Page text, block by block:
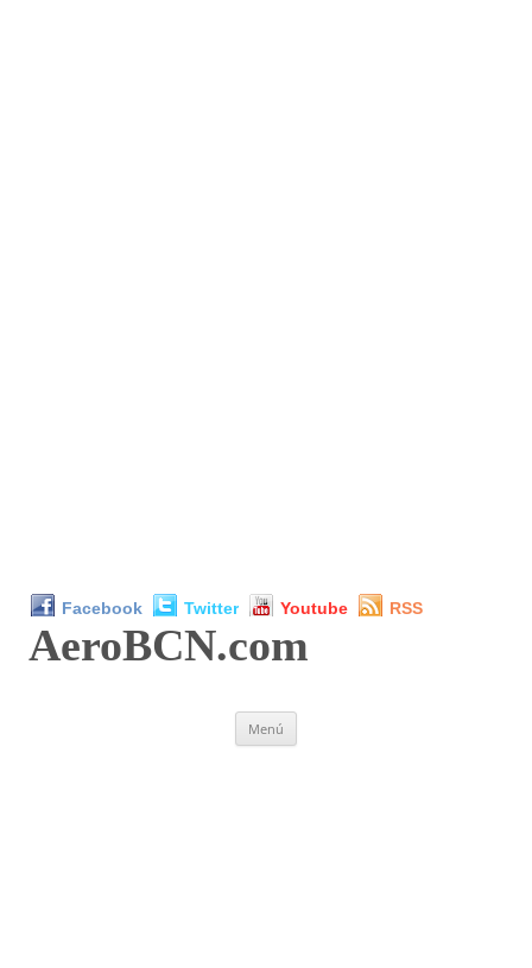
Facebook Twitter Youtube RSS
AeroBCN.com
Menú